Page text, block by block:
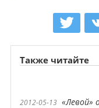
Также читайте
2012-05-13 «Левой»